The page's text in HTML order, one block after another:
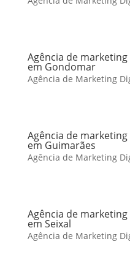
Agência de
em Gondomar
Agência de Marketing
Agência de
em Guimarães
Agência de Marketing
Agência de
em Seixal
Agência de Marketing